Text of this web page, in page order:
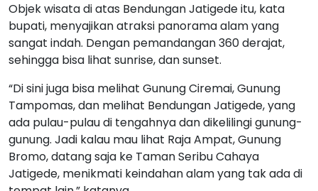
Objek wisata di atas Bendungan Jatigede itu, kata
bupati, menyajikan atraksi panorama alam yang
sangat indah. Dengan pemandangan 360 derajat,
sehingga bisa lihat sunrise, dan sunset.
“Di sini juga bisa melihat Gunung Ciremai, Gunung
Tampomas, dan melihat Bendungan Jatigede, yang
ada pulau-pulau di tengahnya dan dikelilingi gunung-
gunung. Jadi kalau mau lihat Raja Ampat, Gunung
Bromo, datang saja ke Taman Seribu Cahaya
Jatigede, menikmati keindahan alam yang tak ada di